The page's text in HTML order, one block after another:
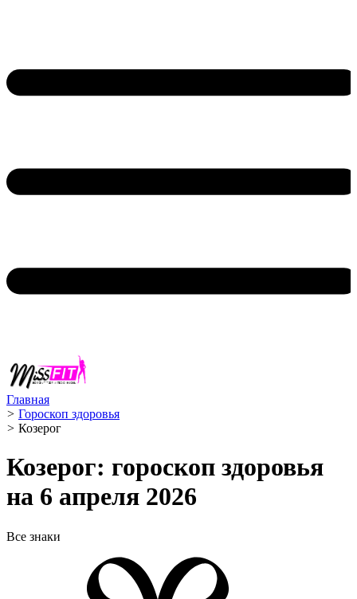
Главная
> Гороскоп здоровья
> Козерог ️
Козерог: гороскоп здоровья
на 6 апреля 2026
Все знаки